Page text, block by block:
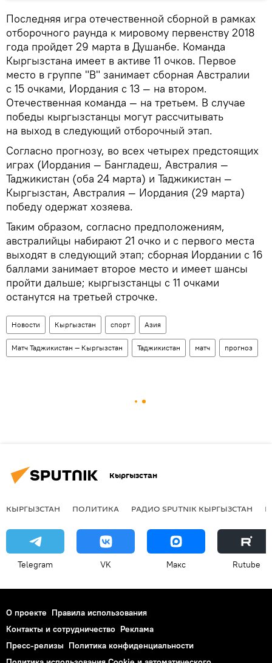
Последняя игра отечественной сборной в рамках
отборочного раунда к мировому первенству 2018
года пройдет 29 марта в Душанбе. Команда
Кыргызстана имеет в активе 11 очков. Первое
место в группе "В" занимает сборная Австралии
с 15 очками, Иордания с 13 — на втором.
Отечественная команда — на третьем. В случае
победы кыргызстанцы могут рассчитывать
на выход в следующий отборочный этап.
Согласно прогнозу, во всех четырех предстоящих
играх (Иордания — Бангладеш, Австралия —
Таджикистан (оба 24 марта) и Таджикистан —
Кыргызстан, Австралия — Иордания (29 марта)
победу одержат хозяева.
Таким образом, согласно предположениям,
австралийцы набирают 21 очко и с первого места
выходят в следующий этап; сборная Иордании с 16
баллами занимает второе место и имеет шансы
пройти дальше; кыргызстанцы с 11 очками
останутся на третьей строчке.
Новости Кыргызстан спорт Азия
Матч Таджикистан — Кыргызстан Таджикистан матч прогноз
Кыргызстан
КЫРГЫЗСТАН ПОЛИТИКА РАДИО SPUTNIK КЫРГЫЗСТАН
Telegram VK Макс Rutube
О проекте Правила использования
Контакты и сотрудничество Реклама
Пресс-релизы Политика конфиденциальности